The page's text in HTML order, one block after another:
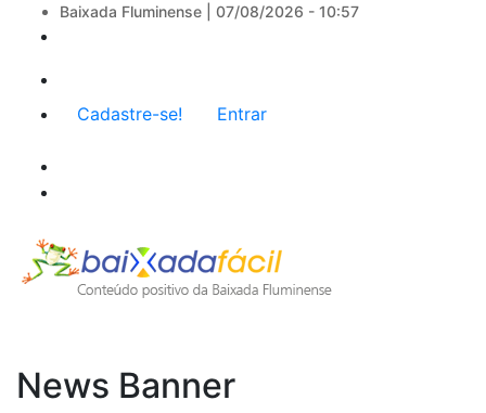
Baixada Fluminense | 07/08/2026 - 10:57
Menu
de
usuário
Cadastre-se! Entrar
News Banner